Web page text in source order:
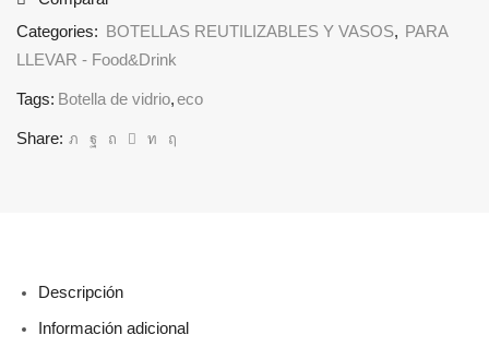
Categories:
BOTELLAS REUTILIZABLES Y VASOS, PARA
LLEVAR - Food&Drink
Tags: Botella de vidrio,eco
Share:
Descripción
Información adicional